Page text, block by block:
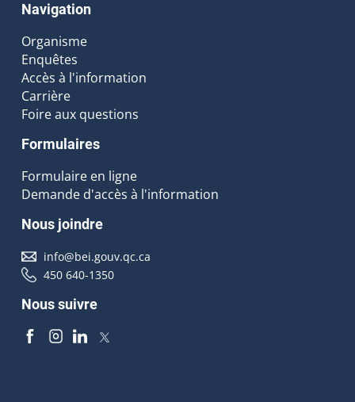
Navigation
Organisme
Enquêtes
Accès à l'information
Carrière
Foire aux questions
Formulaires
Formulaire en ligne
Demande d'accès à l'information
Nous joindre
info@bei.gouv.qc.ca
450 640-1350
Nous suivre